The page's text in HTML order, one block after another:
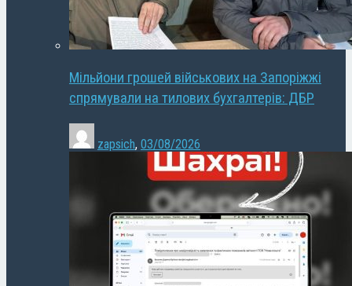
Мільйони грошей військових на Запоріжжі
спрямували на тилових бухгалтерів: ДБР
zapsich, 03/08/2026